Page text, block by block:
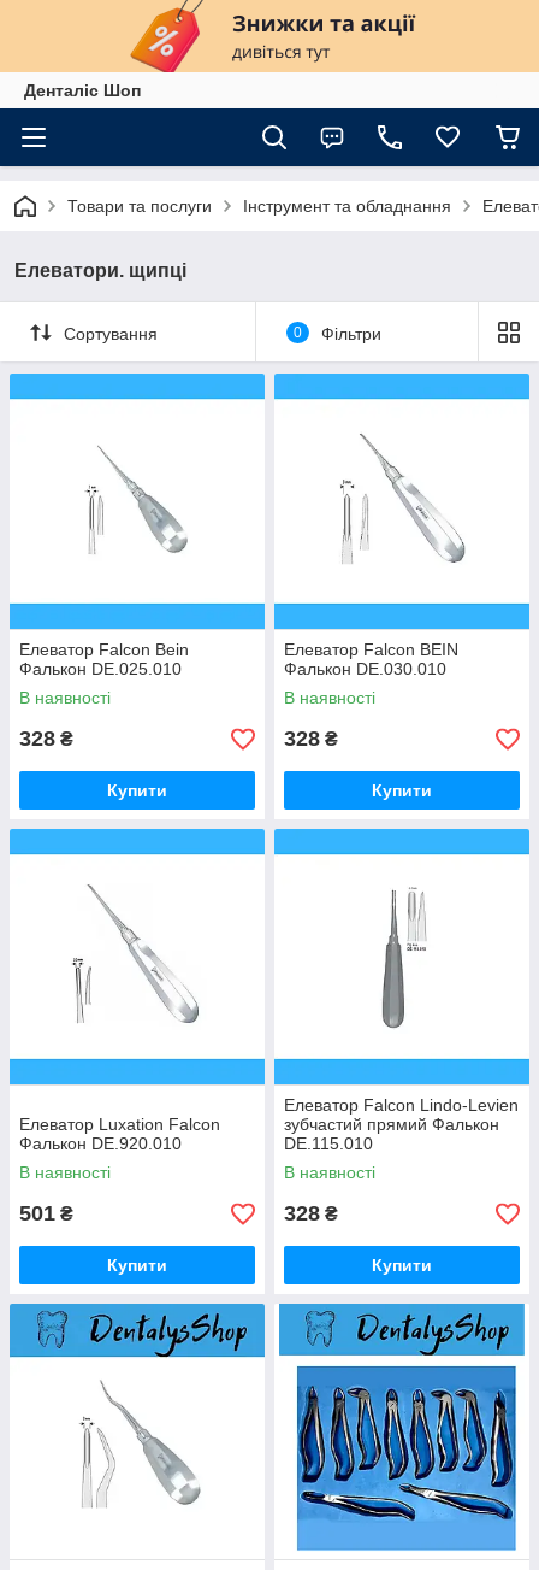
Денталіс Шоп
Товари та послуги Інструмент та обладнання
Елеватори. щипці
Сортування 0 Фільтри
Елеватор Falcon Bein
Фалькон DE.025.010
В наявності
328 ₴
Купити
Елеватор Falcon BEIN
Фалькон DE.030.010
В наявності
328 ₴
Купити
Елеватор Luxation Falcon
Фалькон DE.920.010
В наявності
501 ₴
Купити
Елеватор Falcon Lindo-Levien
зубчастий прямий Фалькон
DE.115.010
В наявності
328 ₴
Купити